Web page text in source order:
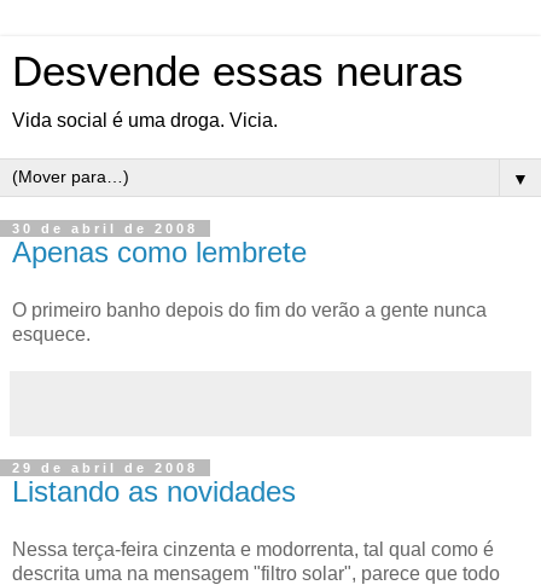
Desvende essas neuras
Vida social é uma droga. Vicia.
▼
30 de abril de 2008
Apenas como lembrete
O primeiro banho depois do fim do verão a gente nunca
esquece.
29 de abril de 2008
Listando as novidades
Nessa terça-feira cinzenta e modorrenta, tal qual como é
descrita uma na mensagem "filtro solar", parece que todo